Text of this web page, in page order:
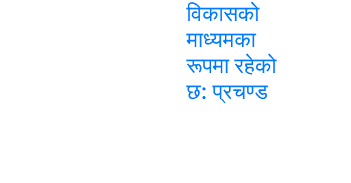
विकासको
माध्यमका
रूपमा रहेको
छ: प्रचण्ड